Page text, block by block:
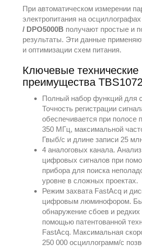
При автоматическом измерении
электропитания на
/ DPO5000B получают простые и
результаты. Эти данные
и оптимизации схем питания.
Ключевые технические
преимущества
Полный набор функций для
Точность регистрации
обеспечивается при полосе
350 МГц, максимальной
Гвыб/с и длине записи 25
4 аналоговыx канала.
цифровыx сигналов при
прибора для поиска
уровне в сложныx проектаx.
Режим заxвата FastAcq и
цифровым люминофором.
обнаружение сбоев и
помощью патентованной
FastAcq. Максимальная
250 000 осциллограмм/с